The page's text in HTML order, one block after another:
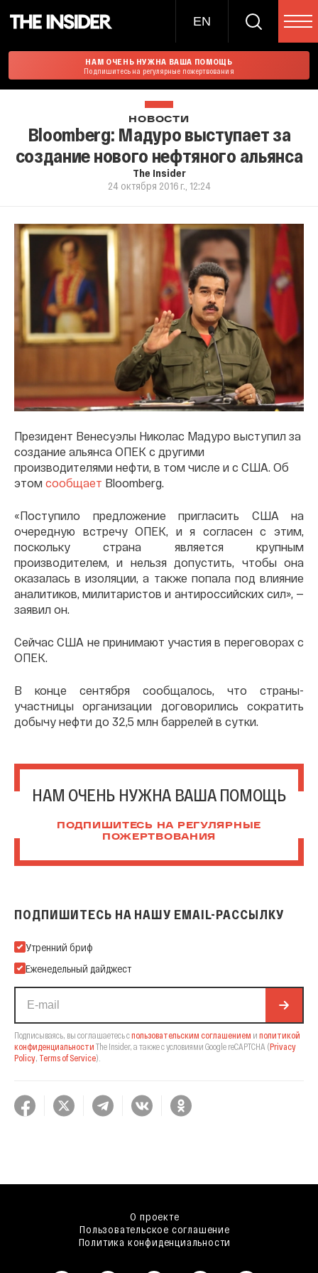
EN
НАМ ОЧЕНЬ НУЖНА ВАША ПОМОЩЬ
Подпишитесь на регулярные пожертвования
НОВОСТИ
Bloomberg: Мадуро выступает за
создание нового нефтяного альянса
The Insider
24 октября 2016 г., 12:24
Президент Венесуэлы Николас Мадуро выступил за
создание альянса ОПЕК с другими
производителями нефти, в том числе и с США. Об
этом сообщает Bloomberg.
«Поступило предложение пригласить США на
очередную встречу ОПЕК, и я согласен с этим,
поскольку страна является крупным
производителем, и нельзя допустить, чтобы она
оказалась в изоляции, а также попала под влияние
аналитиков, милитаристов и антироссийских сил», —
заявил он.
Сейчас США не принимают участия в переговорах с
ОПЕК.
В конце сентября сообщалось, что страны-
участницы организации договорились сократить
добычу нефти до 32,5 млн баррелей в сутки.
НАМ ОЧЕНЬ НУЖНА ВАША ПОМОЩЬ
ПОДПИШИТЕСЬ НА РЕГУЛЯРНЫЕ
ПОЖЕРТВОВАНИЯ
ПОДПИШИТЕСЬ НА НАШУ EMAIL-РАССЫЛКУ
Подпишитесь на нашу Email-рассылку
Утренний бриф
Еженедельный дайджест
Подписываясь, вы соглашаетесь спользовательским соглашением и политикой
конфиденциальности The Insider, а также с условиями Google reCAPTCHA (Privacy
Policy, Terms of Service).
О проекте
Пользовательское соглашение
Политика конфиденциальности